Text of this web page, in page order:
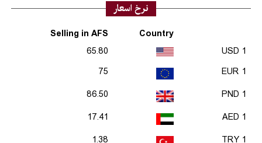
نرخ اسعار
Country
Selling in AFS
1 USD
65.80
1 EUR
75
1 PND
86.50
1 AED
17.41
1 TRY
1.38